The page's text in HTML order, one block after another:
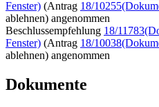
Fenster) (Antrag 18/10255
ablehnen) angenommen
Beschlussempfehlung 18/11783
Fenster) (Antrag 18/10038
ablehnen) angenommen
Dokumente